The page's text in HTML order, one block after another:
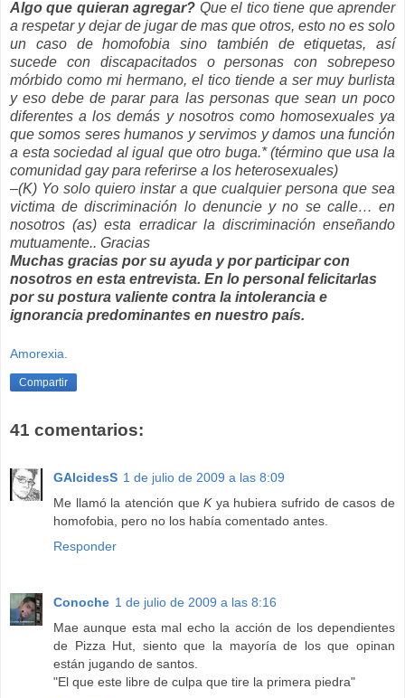
Algo que quieran agregar? Que el tico tiene que aprender
a respetar y dejar de jugar de mas que otros, esto no es solo
un caso de homofobia sino también de etiquetas, así
sucede con discapacitados o personas con sobrepeso
mórbido como mi hermano, el tico tiende a ser muy burlista
y eso debe de parar para las personas que sean un poco
diferentes a los demás y nosotros como homosexuales ya
que somos seres humanos y servimos y damos una función
a esta sociedad al igual que otro buga.* (término que usa la
comunidad gay para referirse a los heterosexuales)
–(K) Yo solo quiero instar a que cualquier persona que sea
victima de discriminación lo denuncie y no se calle… en
nosotros (as) esta erradicar la discriminación enseñando
mutuamente.. Gracias
Muchas gracias por su ayuda y por participar con
nosotros en esta entrevista. En lo personal felicitarlas
por su postura valiente contra la intolerancia e
ignorancia predominantes en nuestro país.
Amorexia.
Compartir
41 comentarios:
GAlcidesS 1 de julio de 2009 a las 8:09
Me llamó la atención queKya hubiera sufrido de casos de
homofobia, pero no los había comentado antes.
Responder
Conoche 1 de julio de 2009 a las 8:16
Mae aunque esta mal echo la acción de los dependientes
de Pizza Hut, siento que la mayoría de los que opinan
están jugando de santos.
"El que este libre de culpa que tire la primera piedra"